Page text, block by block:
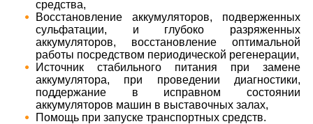
средства,
Восстановление аккумуляторов, подверженных
сульфатации, и глубоко разряженных
аккумуляторов, восстановление оптимальной
работы посредством периодической регенерации,
Источник стабильного питания при замене
аккумулятора, при проведении диагностики,
поддержание в исправном состоянии
аккумуляторов машин в выставочных залах,
Помощь при запуске транспортных средств.